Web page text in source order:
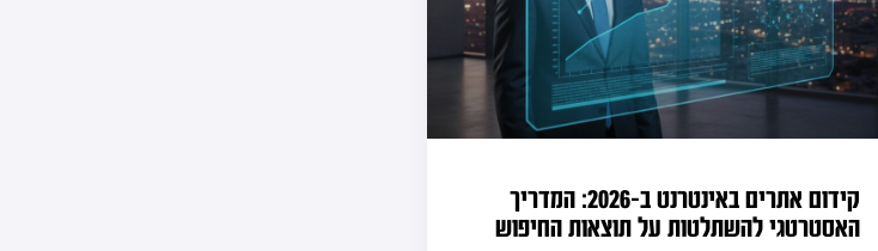
קידום אתרים באינטרנט ב-2026: המדריך
האסטרטגי להשתלטות על תוצאות החיפוש